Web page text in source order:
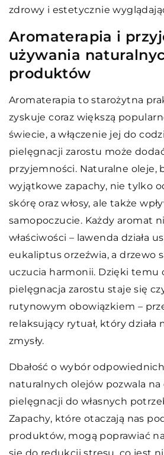
zdrowy i estetycznie
Aromaterapia i
używania
produktów
Aromaterapia to starożytna
zyskuje coraz większą
świecie, a włączenie jej do
pielęgnacji zarostu może
przyjemności. Naturalne oleje,
wyjątkowe zapachy, nie tylko
skórę oraz włosy, ale także
samopoczucie. Każdy aromat
właściwości – lawenda działa
eukaliptus orzeźwia, a drzewo
uczucia harmonii. Dzięki temu
pielęgnacja zarostu staje się
rutynowym obowiązkiem –
relaksujący rytuał, który działa
zmysły.
Dbałość o wybór
naturalnych olejów pozwala na
pielęgnacji do własnych
Zapachy, które otaczają nas
produktów, mogą poprawiać